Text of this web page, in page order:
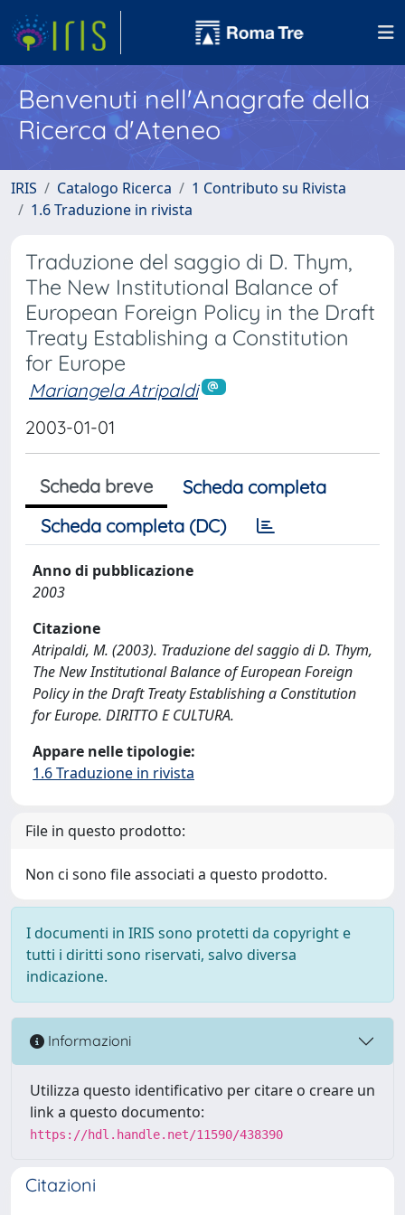
Benvenuti nell'Anagrafe della
Ricerca d'Ateneo
IRIS Catalogo Ricerca
1 Contributo su Rivista
1.6 Traduzione in rivista
Traduzione del saggio di D. Thym,
The New Institutional Balance of
European Foreign Policy in the Draft
Treaty Establishing a Constitution
for Europe
Mariangela Atripaldi
2003-01-01
Scheda breve
Scheda completa
Scheda completa (DC)
Anno di pubblicazione
2003
Citazione
Atripaldi, M. (2003). Traduzione del saggio di D. Thym,
The New Institutional Balance of European Foreign
Policy in the Draft Treaty Establishing a Constitution
for Europe. DIRITTO E CULTURA.
Appare nelle tipologie:
1.6 Traduzione in rivista
File in questo prodotto:
Non ci sono file associati a questo prodotto.
I documenti in IRIS sono protetti da copyright e
tutti i diritti sono riservati, salvo diversa
indicazione.
Informazioni
Utilizza questo identificativo per citare o creare un
link a questo documento:
https://hdl.handle.net/11590/438390
Citazioni